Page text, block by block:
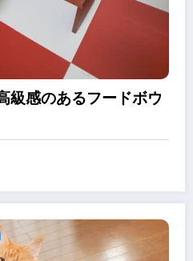
級感のあるフードボウ